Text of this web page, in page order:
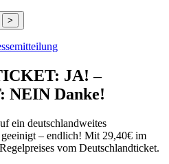
JA! –
NEIN Danke!
ein deutschlandweites
geeinigt – endlich! Mit 29,40€ im
vom Deutschlandticket.